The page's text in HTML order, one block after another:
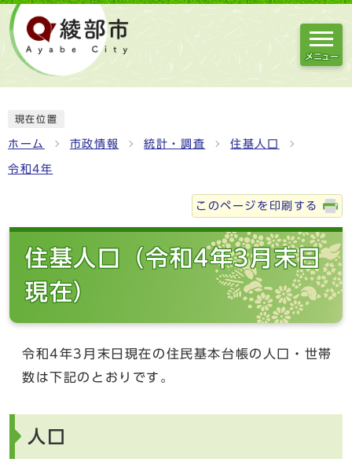
メニュー
現在位置
ホーム 市政情報 統計・調査 住基人口
令和4年
このページを印刷する
住基人口（令和4年3月末日
現在）
令和4年3月末日現在の住民基本台帳の人口・世帯
数は下記のとおりです。
人口